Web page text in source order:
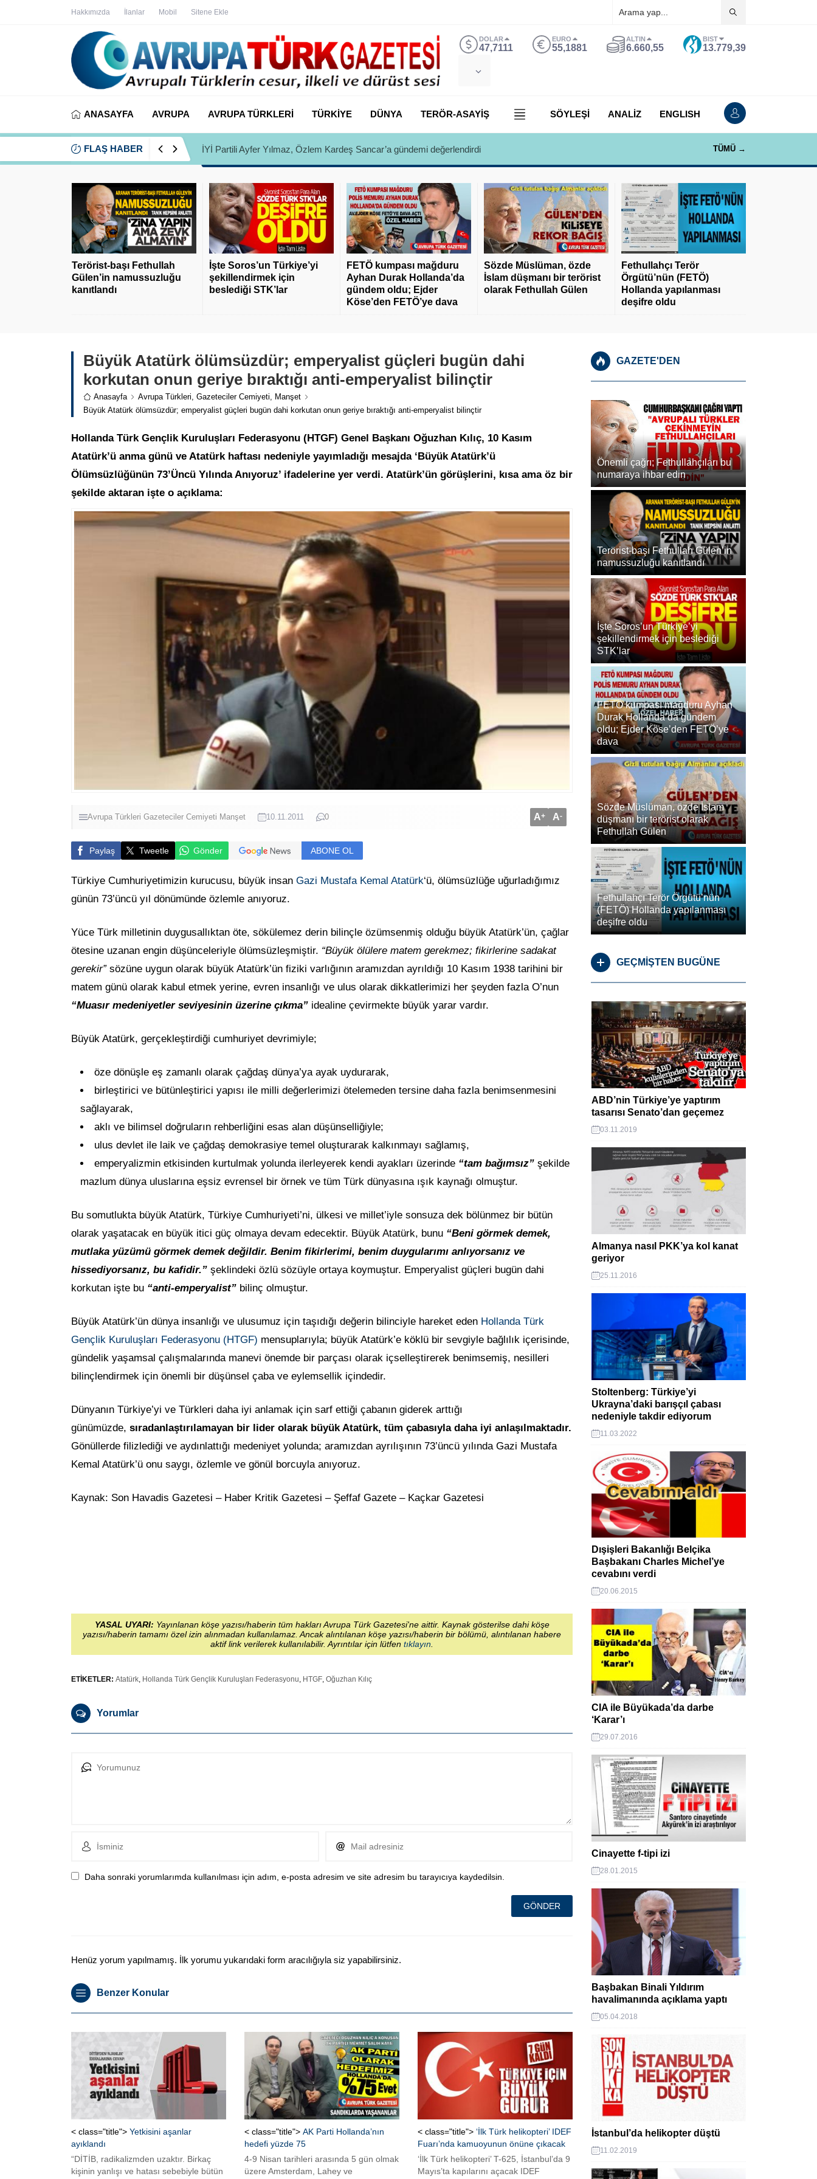
Hakkımızda İlanlar Mobil Sitene Ekle
DOLAR
47,7111
EURO
55,1881
ALTIN
6.660,55
BIST
13.779,39
ANASAYFA AVRUPA AVRUPA TÜRKLERİ TÜRKİYE DÜNYA TERÖR-ASAYİŞ SÖYLEŞİ ANALİZ ENGLISH
FLAŞ HABER İYİ Partili Ayfer Yılmaz, Özlem Kardeş Sancar’a gündemi değerlendirdi TÜMÜ →
Terörist-başı Fethullah
Gülen’in namussuzluğu
kanıtlandı
İşte Soros’un Türkiye’yi
şekillendirmek için
beslediği STK’lar
FETÖ kumpası mağduru
Ayhan Durak Hollanda’da
gündem oldu; Ejder
Köse’den FETÖ’ye dava
Sözde Müslüman, özde
İslam düşmanı bir terörist
olarak Fethullah Gülen
Fethullahçı Terör
Örgütü’nün (FETÖ)
Hollanda yapılanması
deşifre oldu
Büyük Atatürk ölümsüzdür; emperyalist güçleri bugün dahi
korkutan onun geriye bıraktığı anti-emperyalist bilinçtir
Anasayfa Avrupa Türkleri Gazeteciler Cemiyeti
Manşet
Büyük Atatürk ölümsüzdür; emperyalist güçleri bugün dahi korkutan onun geriye bıraktığı anti-emperyalist bilinçtir
Hollanda Türk Gençlik Kuruluşları Federasyonu (HTGF) Genel Başkanı Oğuzhan Kılıç, 10 Kasım
Atatürk’ü anma günü ve Atatürk haftası nedeniyle yayımladığı mesajda ‘Büyük Atatürk’ü
Ölümsüzlüğünün 73’Üncü Yılında Anıyoruz’ ifadelerine yer verdi. Atatürk’ün görüşlerini, kısa ama öz bir
şekilde aktaran işte o açıklama:
Avrupa Türkleri Gazeteciler Cemiyeti Manşet 10.11.2011 0 A+ A-
Paylaş Tweetle Gönder ABONE OL
Türkiye Cumhuriyetimizin kurucusu, büyük insan Gazi Mustafa Kemal Atatürk‘ü, ölümsüzlüğe uğurladığımız
günün 73’üncü yıl dönümünde özlemle anıyoruz.
Yüce Türk milletinin duygusallıktan öte, sökülemez derin bilinçle özümsenmiş olduğu büyük Atatürk’ün, çağlar
ötesine uzanan engin düşünceleriyle ölümsüzleşmiştir. “Büyük ölülere matem gerekmez; fikirlerine sadakat
gerekir” sözüne uygun olarak büyük Atatürk’ün fiziki varlığının aramızdan ayrıldığı 10 Kasım 1938 tarihini bir
matem günü olarak kabul etmek yerine, evren insanlığı ve ulus olarak dikkatlerimizi her şeyden fazla O’nun
“Muasır medeniyetler seviyesinin üzerine çıkma” idealine çevirmekte büyük yarar vardır.
Büyük Atatürk, gerçekleştirdiği cumhuriyet devrimiyle;
öze dönüşle eş zamanlı olarak çağdaş dünya’ya ayak uydurarak,
birleştirici ve bütünleştirici yapısı ile milli değerlerimizi ötelemeden tersine daha fazla benimsenmesini
sağlayarak,
aklı ve bilimsel doğruların rehberliğini esas alan düşünselliğiyle;
ulus devlet ile laik ve çağdaş demokrasiye temel oluşturarak kalkınmayı sağlamış,
emperyalizmin etkisinden kurtulmak yolunda ilerleyerek kendi ayakları üzerinde “tam bağımsız” şekilde
mazlum dünya uluslarına eşsiz evrensel bir örnek ve tüm Türk dünyasına ışık kaynağı olmuştur.
Bu somutlukta büyük Atatürk, Türkiye Cumhuriyeti’ni, ülkesi ve millet’iyle sonsuza dek bölünmez bir bütün
olarak yaşatacak en büyük itici güç olmaya devam edecektir. Büyük Atatürk, bunu “Beni görmek demek,
mutlaka yüzümü görmek demek değildir. Benim fikirlerimi, benim duygularımı anlıyorsanız ve
hissediyorsanız, bu kafidir.” şeklindeki özlü sözüyle ortaya koymuştur. Emperyalist güçleri bugün dahi
korkutan işte bu “anti-emperyalist” bilinç olmuştur.
Büyük Atatürk’ün dünya insanlığı ve ulusumuz için taşıdığı değerin bilinciyle hareket eden Hollanda Türk
Gençlik Kuruluşları Federasyonu (HTGF) mensuplarıyla; büyük Atatürk’e köklü bir sevgiyle bağlılık içerisinde,
gündelik yaşamsal çalışmalarında manevi önemde bir parçası olarak içselleştirerek benimsemiş, nesilleri
bilinçlendirmek için önemli bir düşünsel çaba ve eylemsellik içindedir.
Dünyanın Türkiye’yi ve Türkleri daha iyi anlamak için sarf ettiği çabanın giderek arttığı
günümüzde, sıradanlaştırılamayan bir lider olarak büyük Atatürk, tüm çabasıyla daha iyi anlaşılmaktadır.
Gönüllerde filizlediği ve aydınlattığı medeniyet yolunda; aramızdan ayrılışının 73’üncü yılında Gazi Mustafa
Kemal Atatürk’ü onu saygı, özlemle ve gönül borcuyla anıyoruz.
Kaynak: Son Havadis Gazetesi – Haber Kritik Gazetesi – Şeffaf Gazete – Kaçkar Gazetesi
YASAL UYARI: Yayınlanan köşe yazısı/haberin tüm hakları Avrupa Türk Gazetesi'ne aittir. Kaynak gösterilse dahi köşe
yazısı/haberin tamamı özel izin alınmadan kullanılamaz. Ancak alıntılanan köşe yazısı/haberin bir bölümü, alıntılanan habere
aktif link verilerek kullanılabilir. Ayrıntılar için lütfen tıklayın.
ETİKETLER: Atatürk, Hollanda Türk Gençlik Kuruluşları Federasyonu, HTGF, Oğuzhan Kılıç
Yorumlar
Daha sonraki yorumlarımda kullanılması için adım, e-posta adresim ve site adresim bu tarayıcıya kaydedilsin.
Henüz yorum yapılmamış. İlk yorumu yukarıdaki form aracılığıyla siz yapabilirsiniz.
Benzer Konular
< class="title"> Yetkisini aşanlar
ayıklandı
“DİTİB, radikalizmden uzaktır. Birkaç
kişinin yanlışı ve hatası sebebiyle bütün
< class="title"> AK Parti Hollanda’nın
hedefi yüzde 75
4-9 Nisan tarihleri arasında 5 gün olmak
üzere Amsterdam, Lahey ve
< class="title"> ‘İlk Türk helikopteri’ IDEF
Fuarı’nda kamuoyunun önüne çıkacak
‘İlk Türk helikopteri’ T-625, İstanbul’da 9
Mayıs’ta kapılarını açacak IDEF
GAZETE'DEN
Önemli çağrı; Fethullahçıları bu
numaraya ihbar edin
Terörist-başı Fethullah Gülen’in
namussuzluğu kanıtlandı
İşte Soros’un Türkiye’yi
şekillendirmek için beslediği
STK’lar
FETÖ kumpası mağduru Ayhan
Durak Hollanda’da gündem
oldu; Ejder Köse’den FETÖ’ye
dava
Sözde Müslüman, özde İslam
düşmanı bir terörist olarak
Fethullah Gülen
Fethullahçı Terör Örgütü’nün
(FETÖ) Hollanda yapılanması
deşifre oldu
GEÇMİŞTEN BUGÜNE
ABD’nin Türkiye’ye yaptırım
tasarısı Senato’dan geçemez
03.11.2019
Almanya nasıl PKK’ya kol kanat
geriyor
25.11.2016
Stoltenberg: Türkiye’yi
Ukrayna’daki barışçıl çabası
nedeniyle takdir ediyorum
11.03.2022
Dışişleri Bakanlığı Belçika
Başbakanı Charles Michel’ye
cevabını verdi
20.06.2015
CIA ile Büyükada’da darbe
‘Karar’ı
29.07.2016
Cinayette f-tipi izi
28.01.2015
Başbakan Binali Yıldırım
havalimanında açıklama yaptı
05.04.2018
İstanbul’da helikopter düştü
11.02.2019